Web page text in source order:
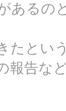
あるの
たとい
報告な